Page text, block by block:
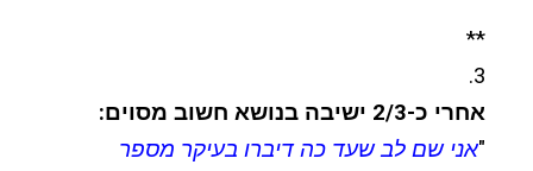
**
3.
אחרי כ-2/3 ישיבה בנושא חשוב מסוים:
"אני שם לב שעד כה דיברו בעיקר מספר